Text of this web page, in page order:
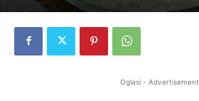
Oglasi - Advertisement